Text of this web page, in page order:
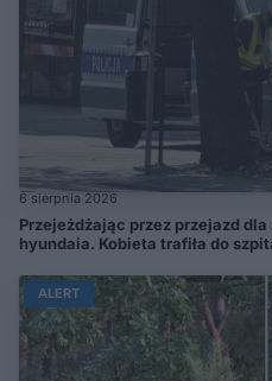
6 sierpnia 2026
Przejeżdżając przez przejazd dla
hyundaia. Kobieta trafiła do
ALERT